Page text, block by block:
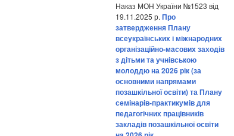
Наказ МОН України №1523 від
19.11.2025 р. Про
затвердження Плану
всеукраїнських і міжнародних
організаційно-масових заходів
з дітьми та учнівською
молоддю на 2026 рік (за
основними напрямами
позашкільної освіти) та Плану
семінарів-практикумів для
педагогічних працівників
закладів позашкільної освіти